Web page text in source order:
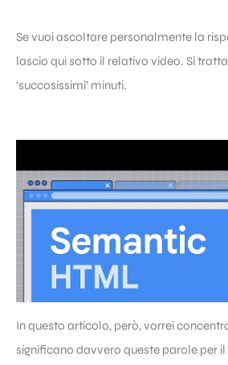
Se vuoi ascoltare personalmente la
lascio qui sotto il relativo video. Si
‘succosissimi’ minuti.
In questo articolo, però, vorrei
significano davvero queste parole per